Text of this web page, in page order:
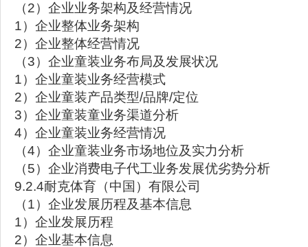
（2）企业业务架构及经营情况
1）企业整体业务架构
2）企业整体经营情况
（3）企业童装业务布局及发展状况
1）企业童装业务经营模式
2）企业童装产品类型/品牌/定位
3）企业童装童业务渠道分析
4）企业童装业务经营情况
（4）企业童装业务市场地位及实力分析
（5）企业消费电子代工业务发展优劣势分析
9.2.4耐克体育（中国）有限公司
（1）企业发展历程及基本信息
1）企业发展历程
2）企业基本信息